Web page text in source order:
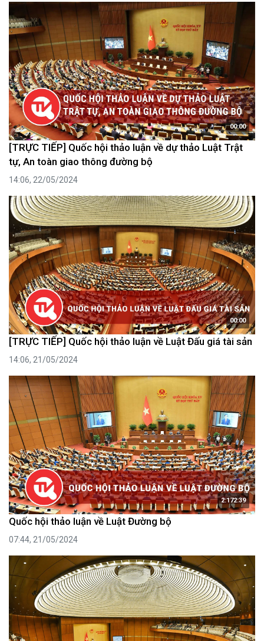
00:00
[TRỰC TIẾP] Quốc hội thảo luận về dự thảo Luật Trật
tự, An toàn giao thông đường bộ
14:06, 22/05/2024
00:00
[TRỰC TIẾP] Quốc hội thảo luận về Luật Đấu giá tài sản
14:06, 21/05/2024
2:172:39
Quốc hội thảo luận về Luật Đường bộ
07:44, 21/05/2024